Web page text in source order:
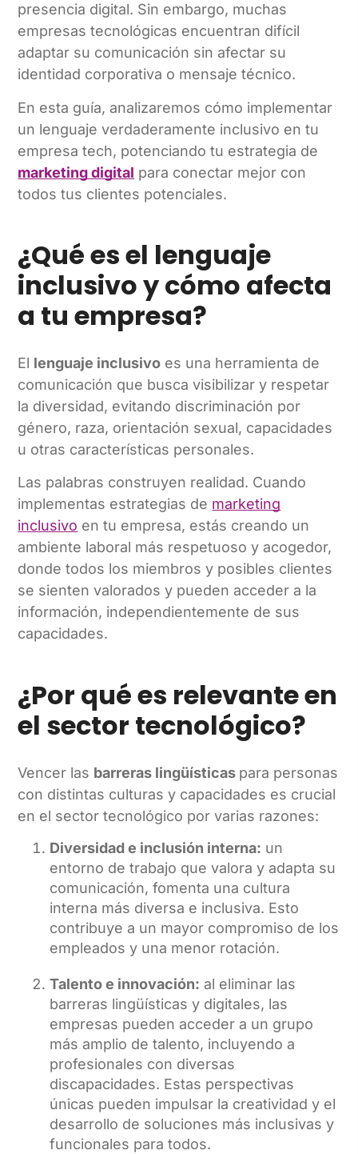
presencia digital. Sin embargo, muchas
empresas tecnológicas encuentran difícil
adaptar su comunicación sin afectar su
identidad corporativa o mensaje técnico.
En esta guía, analizaremos cómo implementar
un lenguaje verdaderamente inclusivo en tu
empresa tech, potenciando tu estrategia de
marketing digital para conectar mejor con
todos tus clientes potenciales.
¿Qué es el lenguaje
inclusivo y cómo afecta
a tu empresa?
El lenguaje inclusivo es una herramienta de
comunicación que busca visibilizar y respetar
la diversidad, evitando discriminación por
género, raza, orientación sexual, capacidades
u otras características personales.
Las palabras construyen realidad. Cuando
implementas estrategias de marketing
inclusivo en tu empresa, estás creando un
ambiente laboral más respetuoso y acogedor,
donde todos los miembros y posibles clientes
se sienten valorados y pueden acceder a la
información, independientemente de sus
capacidades.
¿Por qué es relevante en
el sector tecnológico?
Vencer las barreras lingüísticas para personas
con distintas culturas y capacidades es crucial
en el sector tecnológico por varias razones:
Diversidad e inclusión interna: un
entorno de trabajo que valora y adapta su
comunicación, fomenta una cultura
interna más diversa e inclusiva. Esto
contribuye a un mayor compromiso de los
empleados y una menor rotación.
Talento e innovación: al eliminar las
barreras lingüísticas y digitales, las
empresas pueden acceder a un grupo
más amplio de talento, incluyendo a
profesionales con diversas
discapacidades. Estas perspectivas
únicas pueden impulsar la creatividad y el
desarrollo de soluciones más inclusivas y
funcionales para todos.